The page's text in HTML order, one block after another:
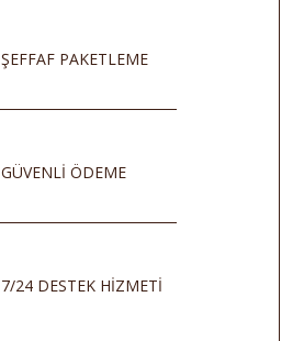
ŞEFFAF PAKETLEME
GÜVENLİ ÖDEME
7/24 DESTEK HİZMETİ